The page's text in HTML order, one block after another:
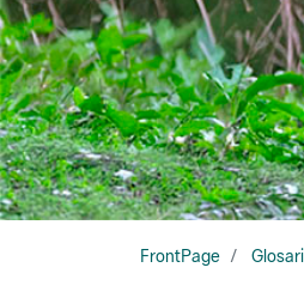
FrontPage Glosari